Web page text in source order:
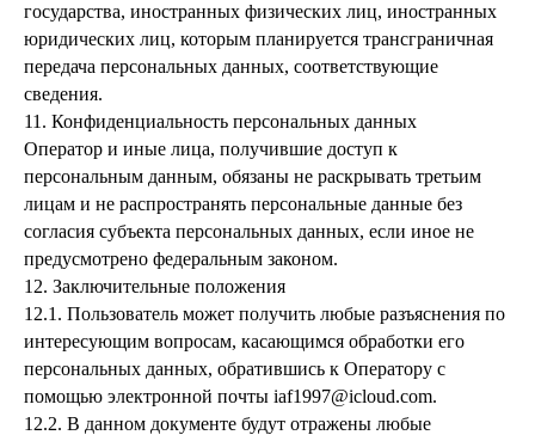
государства, иностранных физических лиц, иностранных
юридических лиц, которым планируется трансграничная
передача персональных данных, соответствующие
сведения.
11. Конфиденциальность персональных данных
Оператор и иные лица, получившие доступ к
персональным данным, обязаны не раскрывать третьим
лицам и не распространять персональные данные без
согласия субъекта персональных данных, если иное не
предусмотрено федеральным законом.
12. Заключительные положения
12.1. Пользователь может получить любые разъяснения по
интересующим вопросам, касающимся обработки его
персональных данных, обратившись к Оператору с
помощью электронной почты iaf1997@icloud.com.
12.2. В данном документе будут отражены любые